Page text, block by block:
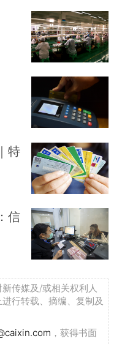
特
信
传媒及/或相关权利人
行转载、摘编、复制及
，获得书面